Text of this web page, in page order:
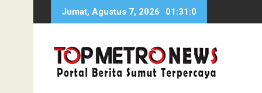
Jumat, Agustus 7, 2026 01:31:1